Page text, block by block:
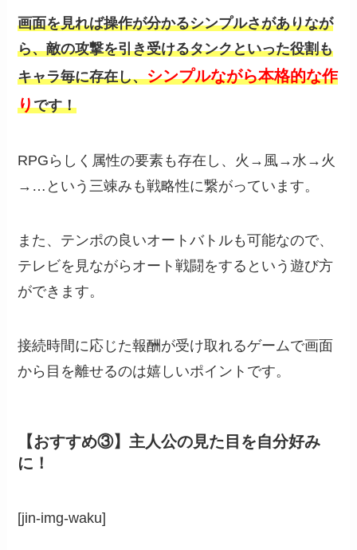
画面を見れば操作が分かるシンプルさがありなが
ら、敵の攻撃を引き受けるタンクといった役割も
キャラ毎に存在し、シンプルながら本格的な作
りです！
RPGらしく属性の要素も存在し、火→風→水→火
→…という三竦みも戦略性に繋がっています。
また、テンポの良いオートバトルも可能なので、
テレビを見ながらオート戦闘をするという遊び方
ができます。
接続時間に応じた報酬が受け取れるゲームで画面
から目を離せるのは嬉しいポイントです。
【おすすめ③】主人公の見た目を自分好み
に！
[jin-img-waku]